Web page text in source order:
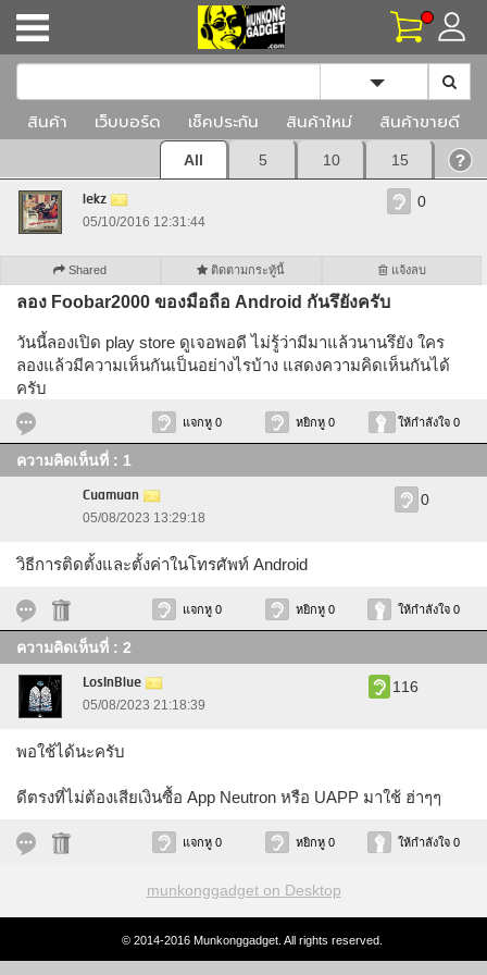
Toggle
สินค้า เว็บบอร์ด เช็คประกัน สินค้าใหม่ สินค้าขายดี
All 5 10 15
lekz
05/10/2016 12:31:44
0
Shared ติดตามกระทู้นี้ แจ้งลบ
ลอง Foobar2000 ของมือถือ Android กันรึยังครับ
วันนี้ลองเปิด play store ดูเจอพอดี ไม่รู้ว่ามีมาแล้วนานรึยัง ใคร
ลองแล้วมีความเห็นกันเป็นอย่างไรบ้าง แสดงความคิดเห็นกันได้
ครับ
แจกหู 0 หยิกหู 0 ให้กำลังใจ 0
ความคิดเห็นที่ : 1
Cuamuan
05/08/2023 13:29:18
0
วิธีการติดตั้งและตั้งค่าในโทรศัพท์ Android
แจกหู 0 หยิกหู 0 ให้กำลังใจ 0
ความคิดเห็นที่ : 2
LosInBlue
05/08/2023 21:18:39
116
พอใช้ได้นะครับ
ดีตรงที่ไม่ต้องเสียเงินซื้อ App Neutron หรือ UAPP มาใช้ ฮ่าๆๆ
แจกหู 0 หยิกหู 0 ให้กำลังใจ 0
munkonggadget on Desktop
© 2014-2016 Munkonggadget. All rights reserved.